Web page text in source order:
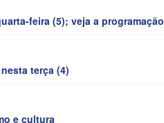
feira (5); veja a programação
terça (4)
e cultura